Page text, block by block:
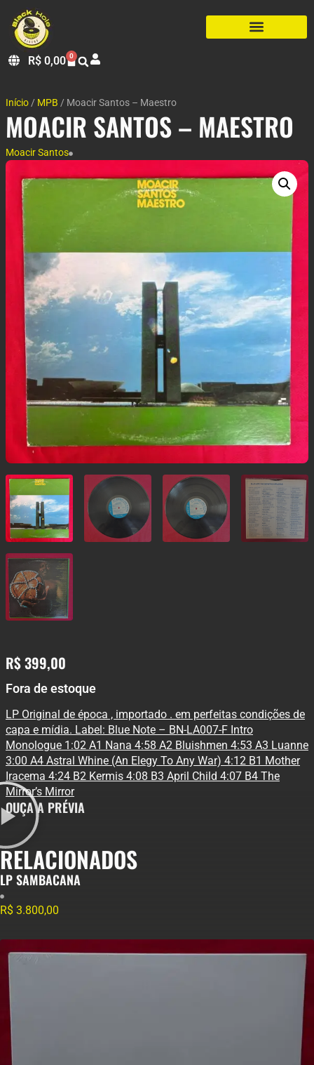
R$ 0,00 0
Início / MPB / Moacir Santos – Maestro
MOACIR SANTOS – MAESTRO
Moacir Santos
R$399,00
Fora de estoque
LP Original de época , importado . em perfeitas condições de
capa e mídia. Label: Blue Note – BN-LA007-F Intro
Monologue 1:02 A1 Nana 4:58 A2 Bluishmen 4:53 A3 Luanne
3:00 A4 Astral Whine (An Elegy To Any War) 4:12 B1 Mother
Iracema 4:24 B2 Kermis 4:08 B3 April Child 4:07 B4 The
Mirror’s Mirror
OUÇA A PRÉVIA
RELACIONADOS
LP SAMBACANA
R$ 3.800,00